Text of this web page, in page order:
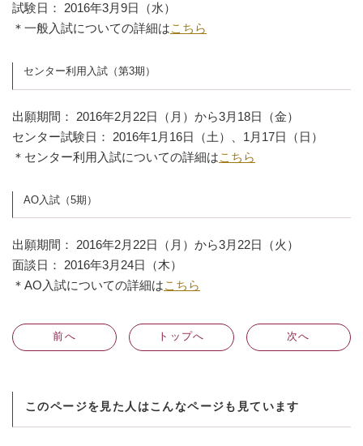
試験日： 2016年3月9日（水）
＊一般入試についての詳細はこちら
センター利用入試（第3期）
出願期間： 2016年2月22日（月）から3月18日（金）
センター試験日： 2016年1月16日（土）、1月17日（日）
＊センター利用入試についての詳細はこちら
AO入試（5期）
出願期間： 2016年2月22日（月）から3月22日（火）
面談日： 2016年3月24日（木）
＊AO入試についての詳細はこちら
前へ トップへ 次へ
このページを見た人はこんなページも見ています